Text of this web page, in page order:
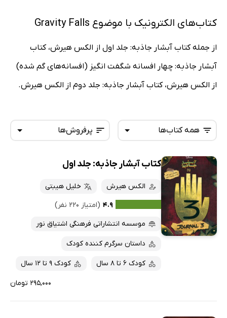
کتاب‌های الکترونیک با موضوع Gravity Falls
از جمله کتاب آبشار جاذبه: جلد اول از الکس هیرش، کتاب
آبشار جاذبه: چهار افسانه شگفت انگیز (افسانه‌های گم شده)
از الکس هیرش، کتاب آبشار جاذبه: جلد دوم از الکس هیرش.
پرفروش‌ها
تازه‌ها
داغ‌ترین‌ها
پرفروش‌ها
پربحث‌ها
ارزان ترین‌ها
همه کتاب‌ها
همه کتاب‌ها
کتاب‌های صوتی
کتاب‌های متنی
کتاب آبشار جاذبه: جلد اول
الکس هیرش
خلیل هیبتی
۴.۹ (امتیاز ۲۲۰ نفر)
موسسه انتشاراتی فرهنگی اشتیاق نور
داستان سرگرم کننده کودک
کودک 6 تا 8 سال کودک 9 تا 12 سال
۲۹۵,۰۰۰ تومان